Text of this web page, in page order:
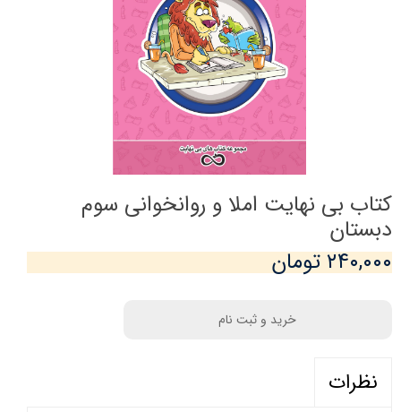
کتاب بی نهایت املا و روانخوانی سوم
دبستان
۲۴۰,۰۰۰ تومان
خرید و ثبت نام
نظرات